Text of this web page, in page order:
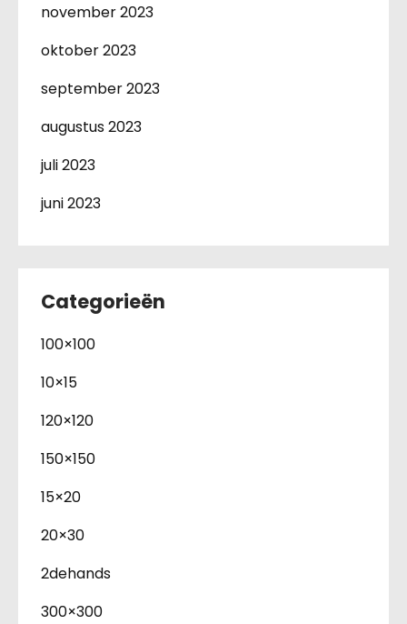
november 2023
oktober 2023
september 2023
augustus 2023
juli 2023
juni 2023
Categorieën
100×100
10×15
120×120
150×150
15×20
20×30
2dehands
300×300